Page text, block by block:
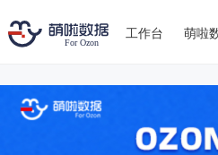
工作台 萌啦